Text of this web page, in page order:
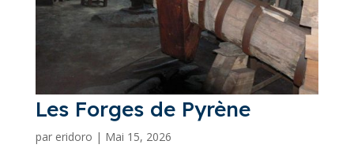
Les Forges de Pyrène
par eridoro | Mai 15, 2026